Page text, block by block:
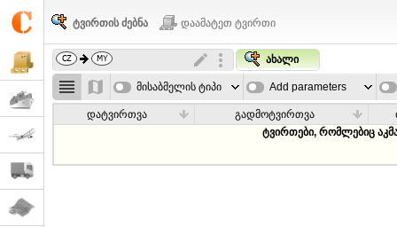
ტვირთის ძებნა დაამატეთ ტვირთი
ახალი
მისაბმელის ტიპი Add parameters
დატვირთვა გადმოტვირთვა
ტვირთები, რომლებიც